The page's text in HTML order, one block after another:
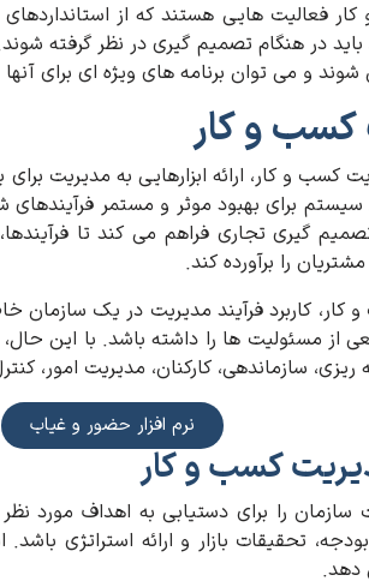
فعالیت هایی هستند که از
در هنگام تصمیم گیری در نظر گرفته
و می توان برنامه های ویژه ای برای
کسب و کار
و کار، ارائه ابزارهایی به مدیریت برای
برای بهبود موثر و مستمر
گیری تجاری فراهم می کند تا
را برآورده کند.
کار، کاربرد فرآیند مدیریت در یک
از مسئولیت ها را داشته باشد. با این
ریزی، سازماندهی، کارکنان، مدیریت امور،
نرم افزار حضور و غیاب
کسب و کار
را برای دستیابی به اهداف مورد
تحقیقات بازار و ارائه استراتژی
دهد.